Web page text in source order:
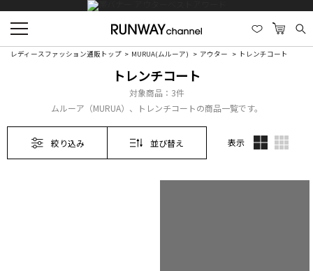
レディースファッション通販トップ MURUA(ムルーア) アウター トレンチコート
トレンチコート
対象商品： 3件
ムルーア（MURUA）、トレンチコートの商品一覧です。
絞り込み 並び替え 表示